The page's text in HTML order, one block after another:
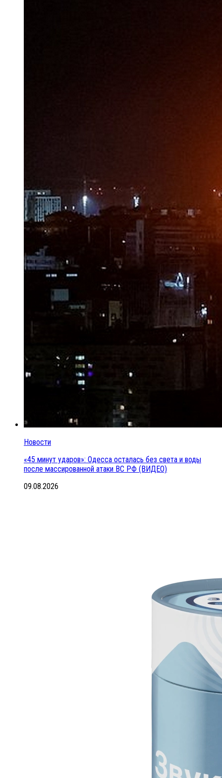
Новости
«45 минут ударов»: Одесса осталась без света и воды
после массированной атаки ВС РФ (ВИДЕО)
09.08.2026